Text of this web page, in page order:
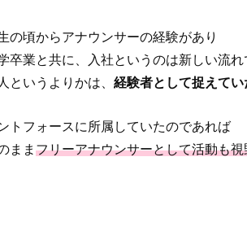
の頃からアナウンサーの経験があり
卒業と共に、入社というのは新しい流
というよりかは、 経験者として捉えて
トフォースに所属していたのであれば
まま フリーアナウンサーとして活動も